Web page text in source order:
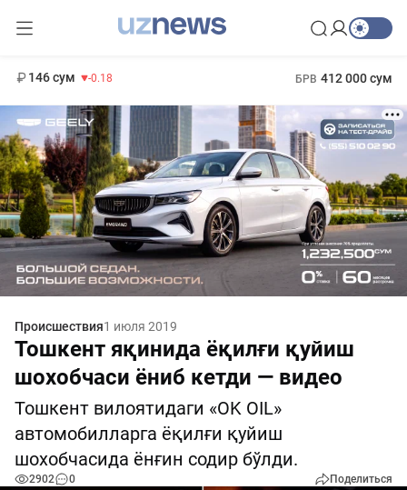
146 сум -0.18 БРВ 412 000 сум
Происшествия1 июля 2019
Тошкент яқинида ёқилғи қуйиш
шохобчаси ёниб кетди — видео
Тошкент вилоятидаги «OK OIL»
автомобилларга ёқилғи қуйиш
шохобчасида ёнғин содир бўлди.
2902 0 Поделиться